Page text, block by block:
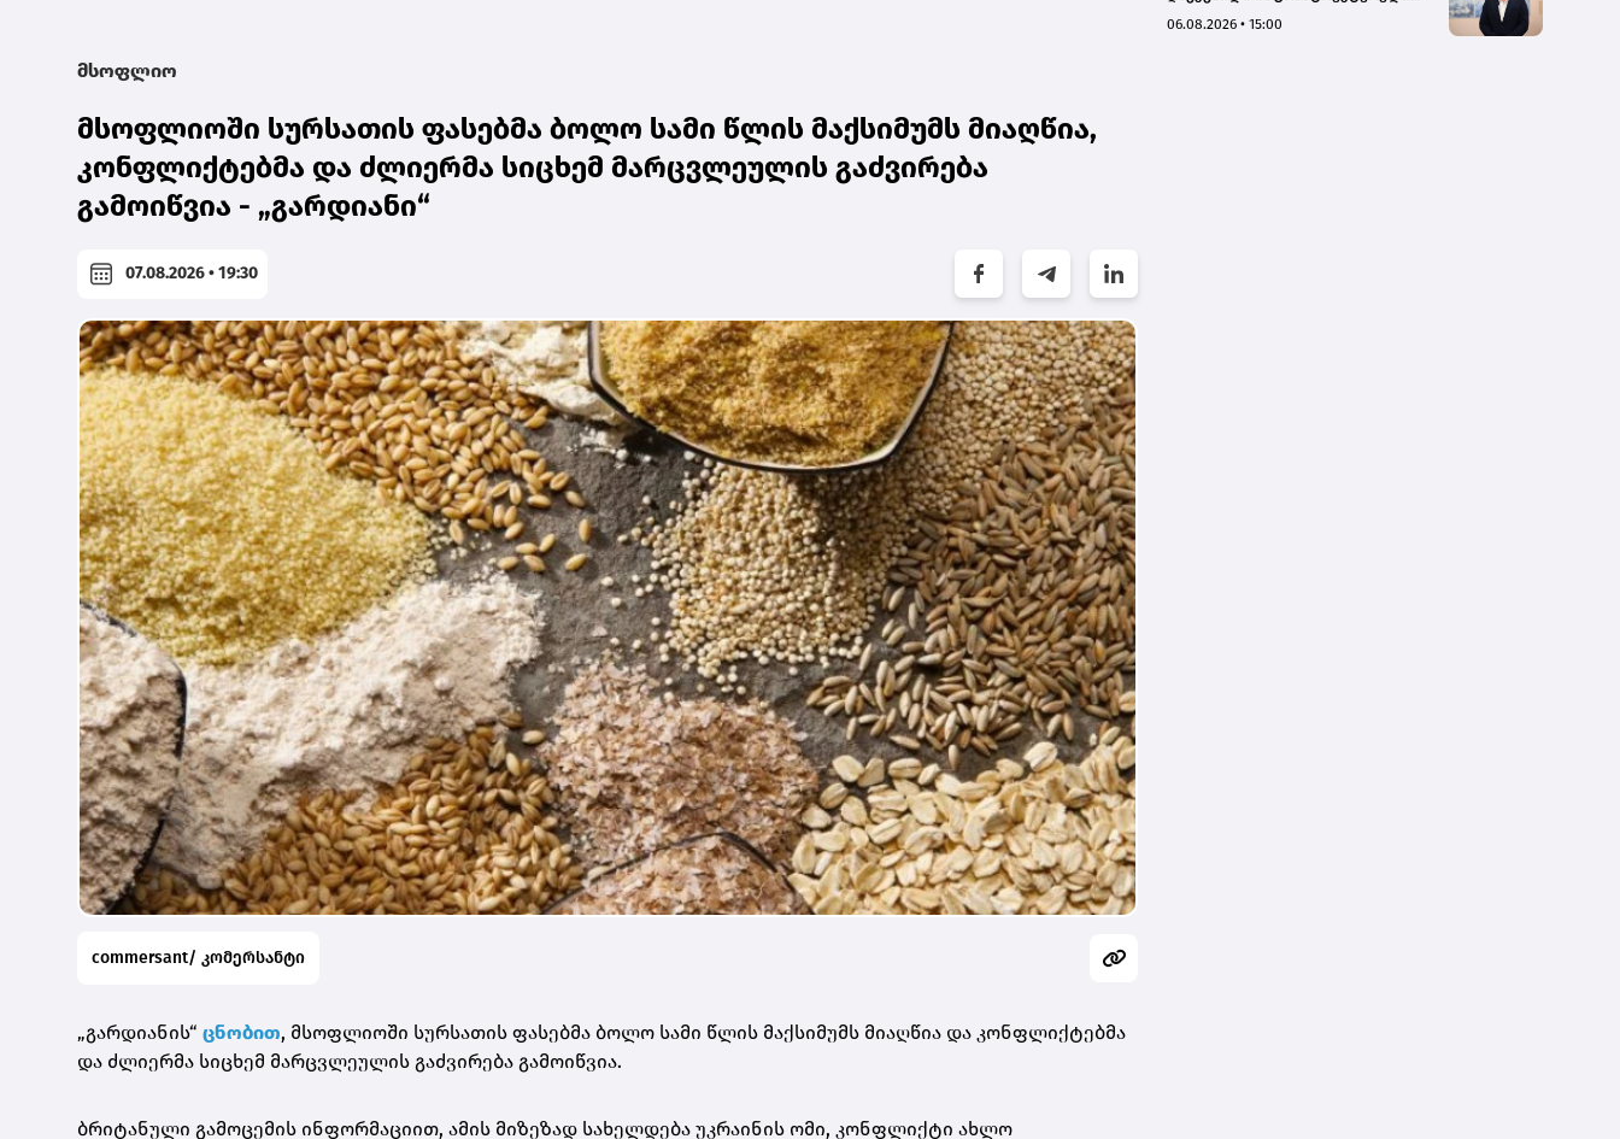
მსოფლიო
მსოფლიოში სურსათის ფასებმა ბოლო სამი წლის მაქსიმუმს მიაღწია,
კონფლიქტებმა და ძლიერმა სიცხემ მარცვლეულის გაძვირება
გამოიწვია - „გარდიანი“
07.08.2026 • 19:30
commersant/ კომერსანტი
„გარდიანის“ ცნობით, მსოფლიოში სურსათის ფასებმა ბოლო სამი წლის მაქსიმუმს მიაღწია და კონფლიქტებმა
და ძლიერმა სიცხემ მარცვლეულის გაძვირება გამოიწვია.
ბრიტანული გამოცემის ინფორმაციით, ამის მიზეზად სახელდება უკრაინის ომი, კონფლიქტი ახლო
გუდაურის ტურისტული
06.08.2026 • 15:00